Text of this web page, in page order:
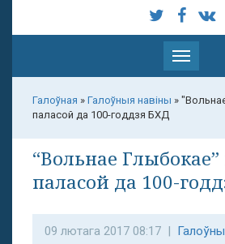
Паказаць
меню
Галоўная » Галоўныя навіны »
паласой да 100-годдзя БХД
“Вольнае
паласой да 100-
09 лютага 2017 08:17 |